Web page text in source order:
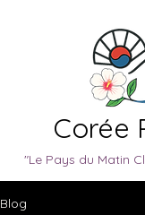
Corée
"Le Pays du Matin
Blog